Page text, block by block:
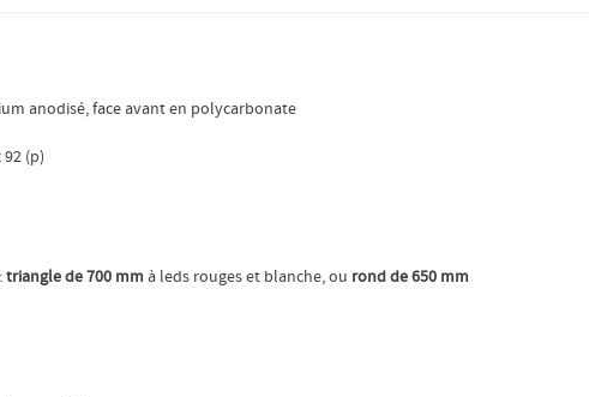
anodisé, face avant en polycarbonate
(p)
triangle de 700 mm à leds rouges et blanche, ou rond de 650 mm